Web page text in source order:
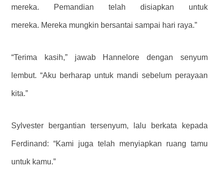
mereka. Pemandian telah disiapkan untuk
mereka. Mereka mungkin bersantai sampai hari raya.”
“Terima kasih,” jawab Hannelore dengan senyum
lembut. “Aku berharap untuk mandi sebelum perayaan
kita.”
Sylvester bergantian tersenyum, lalu berkata kepada
Ferdinand: “Kami juga telah menyiapkan ruang tamu
untuk kamu.”